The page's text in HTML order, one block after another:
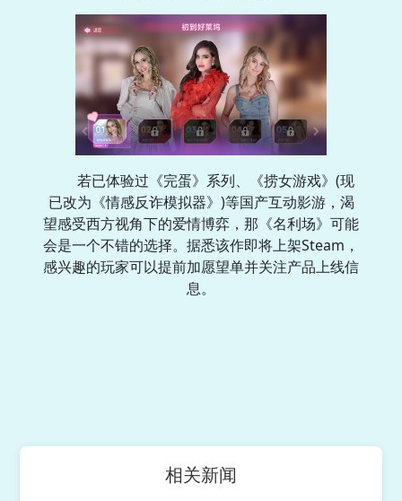
若已体验过《完蛋》系列、《捞女游戏》(现
已改为《情感反诈模拟器》)等国产互动影游，渴
望感受西方视角下的爱情博弈，那《名利场》可能
会是一个不错的选择。据悉该作即将上架Steam，
感兴趣的玩家可以提前加愿望单并关注产品上线信
息。
相关新闻